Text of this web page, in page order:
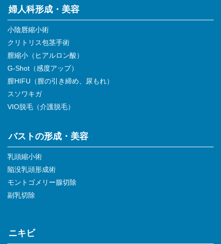
婦人科形成・美容
小陰唇縮小術
クリトリス包茎手術
膣縮小（ヒアルロン酸）
G-Shot（感度アップ）
膣HIFU（膣の引き締め、尿もれ）
スソワキガ
VIO脱毛（介護脱毛）
バストの形成・美容
乳頭縮小術
陥没乳頭形成術
モントゴメリー腺切除
副乳切除
ニキビ